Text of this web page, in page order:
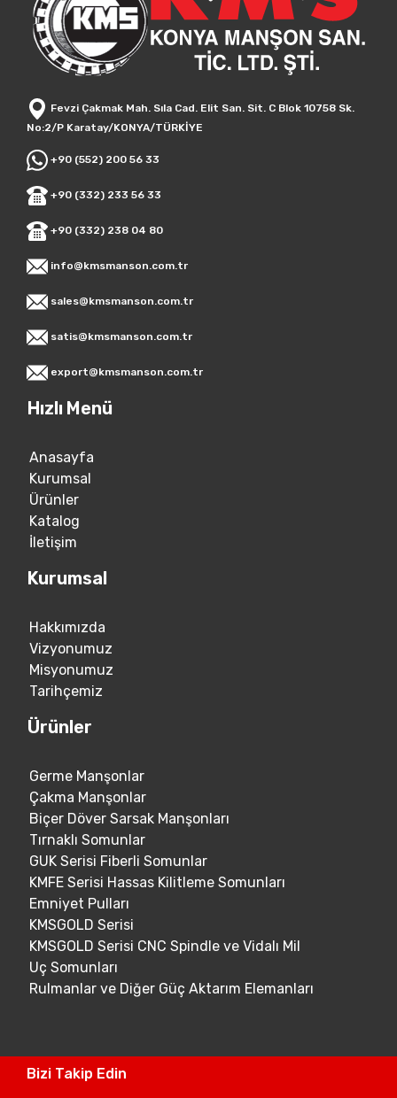
Fevzi Çakmak Mah. Sıla Cad. Elit San. Sit. C Blok 10758 Sk.
No:2/P Karatay/KONYA/TÜRKİYE
+90 (552) 200 56 33
+90 (332) 233 56 33
+90 (332) 238 04 80
info@kmsmanson.com.tr
sales@kmsmanson.com.tr
satis@kmsmanson.com.tr
export@kmsmanson.com.tr
Hızlı Menü
Anasayfa
Kurumsal
Ürünler
Katalog
İletişim
Kurumsal
Hakkımızda
Vizyonumuz
Misyonumuz
Tarihçemiz
Ürünler
Germe Manşonlar
Çakma Manşonlar
Biçer Döver Sarsak Manşonları
Tırnaklı Somunlar
GUK Serisi Fiberli Somunlar
KMFE Serisi Hassas Kilitleme Somunları
Emniyet Pulları
KMSGOLD Serisi
KMSGOLD Serisi CNC Spindle ve Vidalı Mil
Uç Somunları
Rulmanlar ve Diğer Güç Aktarım Elemanları
Bizi Takip Edin